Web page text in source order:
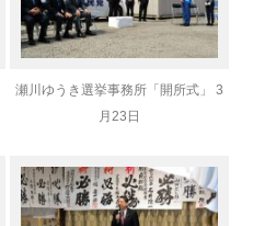
瀬川ゆうき選挙事務所「開所式」 3
月23日